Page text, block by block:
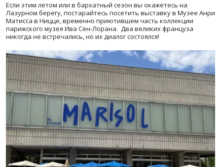
Если этим летом или в бархатный сезон вы окажетесь на
Лазурном берегу, постарайтесь посетить выставку в Музее Анри
Матисса в Ницце, временно приютившем часть коллекции
парижского музея Ива Сен-Лорана. Два великих француза
никогда не встречались, но их диалог состоялся!